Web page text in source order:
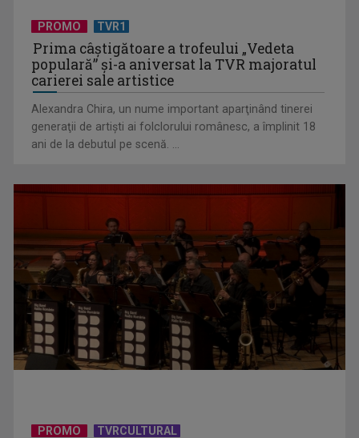
Telespectatorii TVR 2 văd comedia „Divorţ din dragoste”, cu
Horaţiu Mălăele ...
„Frații Jderi”, superproducția inspirată din opera lui Mihail
Sadoveanu, la ...
PROMO TVR1
Prima câştigătoare a trofeului „Vedeta
populară” şi-a aniversat la TVR majoratul
carierei sale artistice
Alexandra Chira, un nume important aparţinând tinerei
generaţii de artişti ai folclorului românesc, a împlinit 18
ani de la debutul pe scenă. ...
PROMO TVRCULTURAL